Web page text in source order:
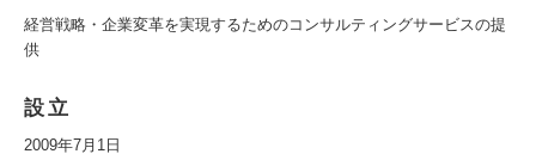
経営戦略・企業変革を実現するためのコンサルティングサービスの提
供
設立
2009年7月1日